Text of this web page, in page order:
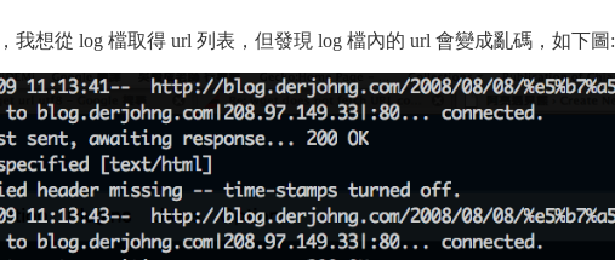
我想從 log 檔取得 url 列表，但發現 log 檔內的 url 會變成亂碼，如下圖: